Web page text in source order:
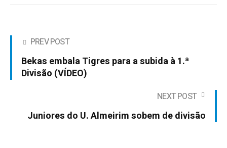
PREV POST
Bekas embala Tigres para a subida à 1.ª
Divisão (VÍDEO)
NEXT POST
Juniores do U. Almeirim sobem de divisão